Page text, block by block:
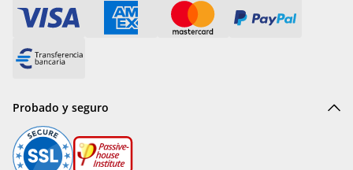
Probado y seguro